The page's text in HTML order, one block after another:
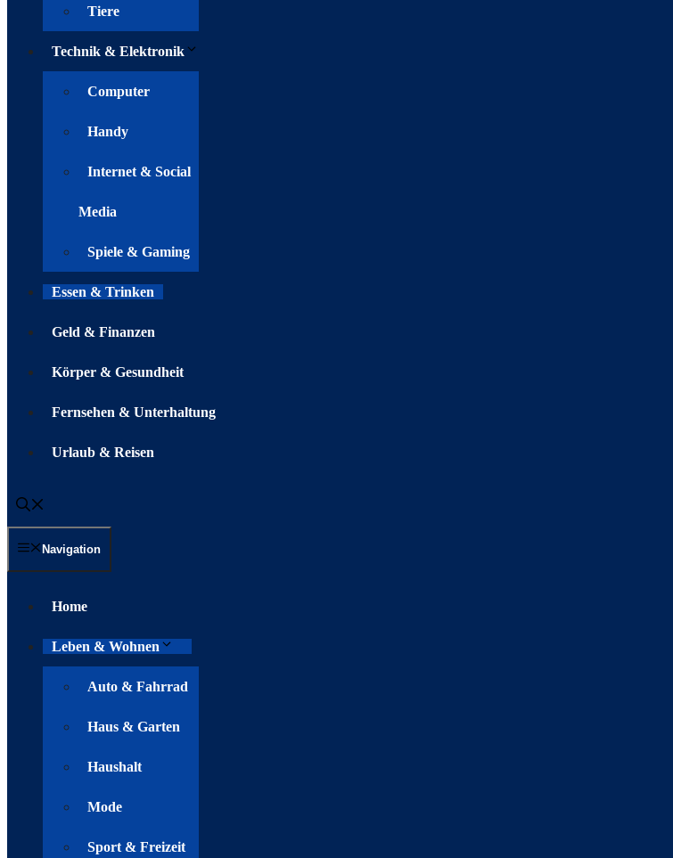
Tiere
Technik & Elektronik
Computer
Handy
Internet & Social
Media
Spiele & Gaming
Essen & Trinken
Geld & Finanzen
Körper & Gesundheit
Fernsehen & Unterhaltung
Urlaub & Reisen
Navigation
Home
Leben & Wohnen
Auto & Fahrrad
Haus & Garten
Haushalt
Mode
Sport & Freizeit